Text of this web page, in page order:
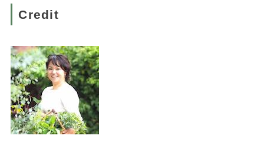
Credit